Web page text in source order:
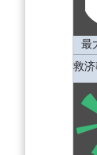
最
救济